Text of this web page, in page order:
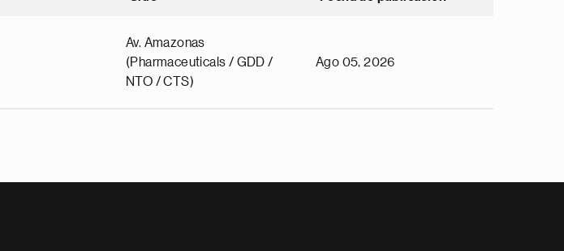
Av. Amazonas
(Pharmaceuticals / GDD /
NTO / CTS)
Ago 05, 2026